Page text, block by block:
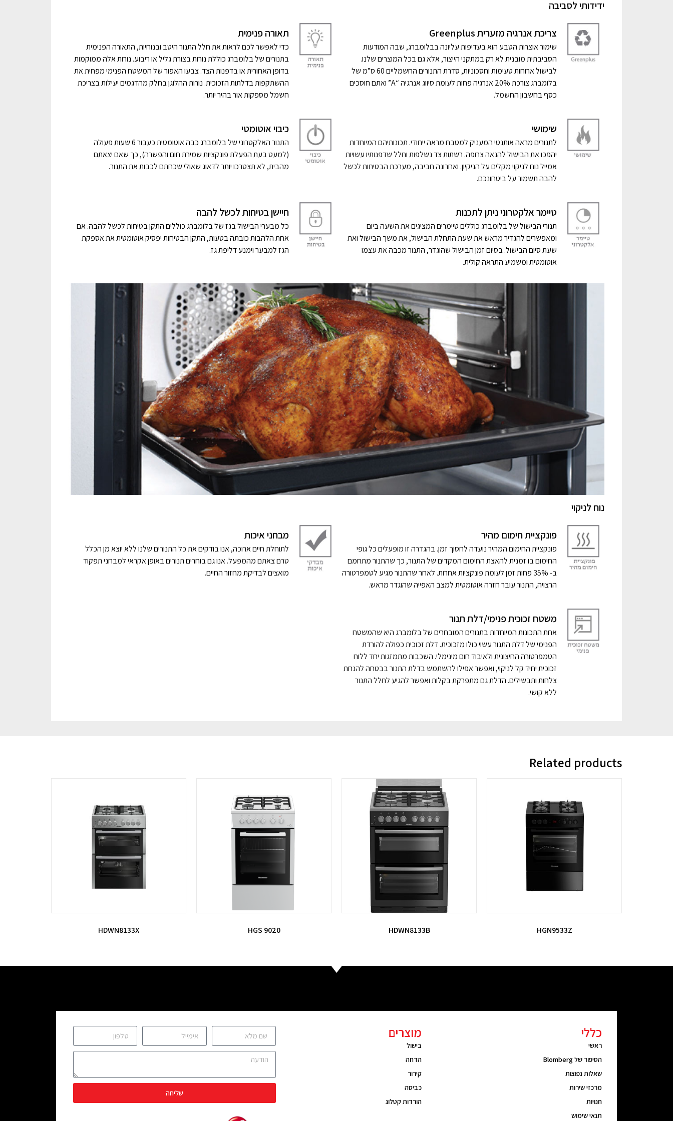
ידידותי לסביבה
צריכת אנרגיה מזערית Greenplus
שימור אוצרות הטבע הוא בעדיפות עליונה בבלומברג, שבה המודעות
הסביבתית מובנית לא רק במתקני הייצור, אלא גם בכל המוצרים שלנו.
לבישול ארוחות טעימות וחסכוניות, סדרת התנורים החשמליים 60 ס”מ של
בלומברג צורכת 20% אנרגיה פחות לעומת סיווג אנרגיה “A” ואתם חוסכים
כסף בחשבון החשמל.
תאורה פנימית
כדי לאפשר לכם לראות את חלל התנור היטב ובנוחיות, התאורה הפנימית
בתנורים של בלומברג כוללת נורות בצורת גליל או ריבוע. נורות אלה ממוקמות
בדופן האחורית או בדפנות הצד. צבעו האפור של המשטח הפנימי מפחית את
ההשתקפות בדלתות הזכוכית. נורות ההלוגן בחלק מהדגמים יעילות בצריכת
חשמל מספקות אור בהיר יותר.
שימושי
לתנורים מראה אותנטי המעניק למטבח מראה ייחודי. תכונותיהם המיוחדות
יהפכו את הבישול להנאה צרופה. רשתות צד נשלפות וחלל שדפנותיו עשויות
אמייל נוח לניקוי מקלים על הניקיון. ואחרונה חביבה, מערכת הבטיחות לכשל
להבה תשמור על ביטחונכם.
כיבוי אוטומטי
התנור האלקטרוני של בלומברג כבה אוטומטית כעבור 6 שעות פעולה
(למעט בעת הפעלת פונקציות שמירת חום והפשרה), כך שאם יצאתם
מהבית, לא תצטרכו יותר לדאוג שאולי שכחתם לכבות את התנור.
טיימר אלקטרוני ניתן לתכנות
תנורי הבישול של בלומברג כוללים טיימרים המציגים את השעה ביום
ומאפשרים להגדיר מראש את שעת התחלת הבישול, את משך הבישול ואת
שעת סיום הבישול. בסיום זמן הבישול שהוגדר, התנור מכבה את עצמו
אוטומטית ומשמיע התראה קולית.
חיישן בטיחות לכשל להבה
כל מבערי הבישול בגז של בלומברג כוללים התקן בטיחות לכשל להבה. אם
אחת הלהבות כובתה בטעות, התקן הבטיחות יפסיק אוטומטית את אספקת
הגז למבער וימנע דליפת גז.
נוח לניקוי
פונקציית חימום מהיר
פונקציית החימום המהיר נועדה לחסוך זמן. בהגדרה זו מופעלים כל גופי
החימום בו זמנית להאצת החימום המקדים של התנור, כך שהתנור מתחמם
ב- 35% פחות זמן לעומת פונקציות אחרות. לאחר שהתנור מגיע לטמפרטורה
הרצויה, התנור עובר חזרה אוטומטית למצב האפייה שהוגדר מראש.
מבחני איכות
לתוחלת חיים ארוכה, אנו בודקים את כל התנורים שלנו ללא יוצא מן הכלל
טרם צאתם מהמפעל. אנו גם בוחרים תנורים באופן אקראי למבחני תפקוד
מואצים לבדיקת מחזור החיים.
משטח זכוכית פנימי/דלת תנור
אחת התכונות המיוחדות בתנורים המובחרים של בלומברג היא שהמשטח
הפנימי של דלת התנור עשוי כולו מזכוכית. דלת זכוכית כפולה להורדת
הטמפרטורה החיצונית ולאיבוד חום מינימלי. השכבות מתמזגות יחד ללוח
זכוכית יחיד קל לניקוי, ואפשר אפילו להשתמש בדלת התנור בבטחה להנחת
צלחות ותבשילים. הדלת גם מתפרקת בקלות ואפשר להגיע לחלל התנור
ללא קושי.
Related products
HGN9533Z
HDWN8133B
HGS 9020
HDWN8133X
כללי
ראשי
הסיפור של Blomberg
שאלות נפוצות
מרכזי שירות
חנויות
תנאי שימוש
מוצרים
בישול
הדחה
קירור
כביסה
הורדות קטלוג
שליחה